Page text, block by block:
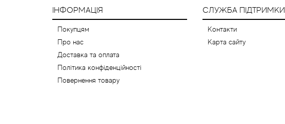
ІНФОРМАЦІЯ
Покупцям
Про нас
Доставка та оплата
Політика конфіденційності
Повернення товару
СЛУЖБА ПІДТРИМКИ
Контакти
Карта сайту